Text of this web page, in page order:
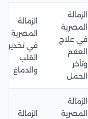
الزمالة
المصرية
في علاج
العقم
وتأخر
الحمل
الزمالة
المصرية
في تخدير
القلب
والدماغ
الزمالة
المصرية
الزمالة